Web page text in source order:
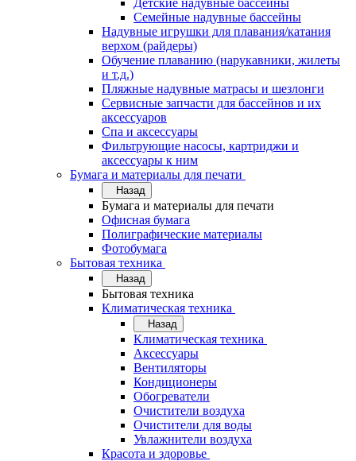
Детские надувные бассейны
Семейные надувные бассейны
Надувные игрушки для плавания/катания
верхом (райдеры)
Обучение плаванию (нарукавники, жилеты
и т.д.)
Пляжные надувные матрасы и шезлонги
Сервисные запчасти для бассейнов и их
аксессуаров
Спа и аксессуары
Фильтрующие насосы, картриджи и
аксессуары к ним
Бумага и материалы для печати
Назад
Бумага и материалы для печати
Офисная бумага
Полиграфические материалы
Фотобумага
Бытовая техника
Назад
Бытовая техника
Климатическая техника
Назад
Климатическая техника
Аксессуары
Вентиляторы
Кондиционеры
Обогреватели
Очистители воздуха
Очистители для воды
Увлажнители воздуха
Красота и здоровье